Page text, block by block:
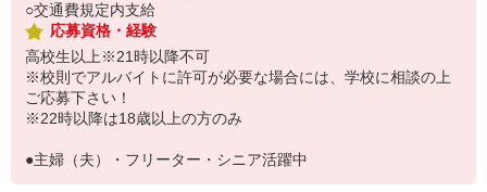
○交通費規定内支給
応募資格・経験
高校生以上※21時以降不可
※校則でアルバイトに許可が必要な場合には、学校に相談の上
ご応募下さい！
※22時以降は18歳以上の方のみ
●主婦（夫）・フリーター・シニア活躍中